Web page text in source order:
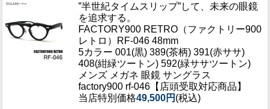
”半世紀タイムスリップ”して、未来の眼鏡
を追求する。
FACTORY900 RETRO（ファクトリー900
レトロ）RF-046 48mm
5カラー 001(黒) 389(茶柄) 391(赤ササ)
408(紺緑ツートン) 592(緑ササツートン)
メンズ メガネ 眼鏡 サングラス
factory900 rf-046【店頭受取対応商品】
当店特別価格49,500円 (税込)